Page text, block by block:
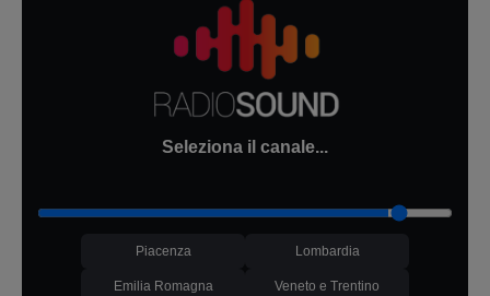
Seleziona il canale...
Piacenza Lombardia
Emilia Romagna Veneto e Trentino